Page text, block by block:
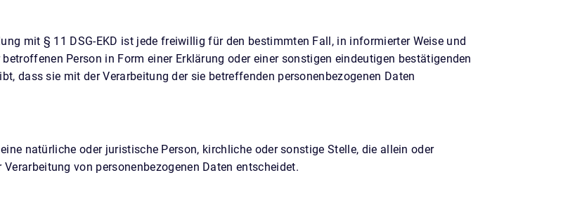
mit § 11 DSG-EKD ist jede freiwillig für den bestimmten Fall, in informierter Weise und
Person in Form einer Erklärung oder einer sonstigen eindeutigen bestätigenden
dass sie mit der Verarbeitung der sie betreffenden personenbezogenen Daten
natürliche oder juristische Person, kirchliche oder sonstige Stelle, die allein oder
von personenbezogenen Daten entscheidet.